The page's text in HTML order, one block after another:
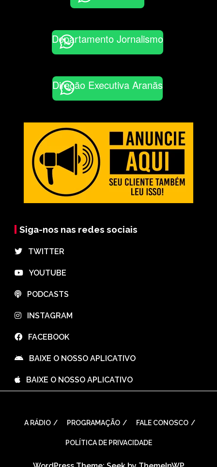
Departamento Jornalismo
Direção Executiva Aranãs
Siga-nos nas redes sociais
⠀TWITTER
⠀YOUTUBE
⠀PODCASTS
⠀INSTAGRAM
⠀FACEBOOK
⠀BAIXE O NOSSO APLICATIVO
⠀BAIXE O NOSSO APLICATIVO
A RÁDIO PROGRAMAÇÃO FALE CONOSCO
POLÍTICA DE PRIVACIDADE